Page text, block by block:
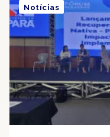
Notícias